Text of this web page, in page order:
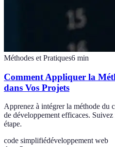
Méthodes et Pratiques6 min
Comment Appliquer la
dans Vos Projets
Apprenez à intégrer la méthode du
de développement efficaces.
étape.
code simplifiédéveloppement web